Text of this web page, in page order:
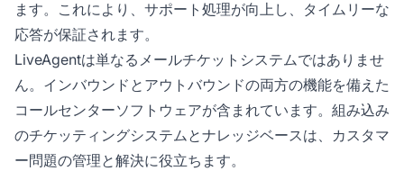
ます。これにより、サポート処理が向上し、タイムリーな
応答が保証されます。
LiveAgentは単なるメールチケットシステムではありませ
ん。インバウンドとアウトバウンドの両方の機能を備えた
コールセンターソフトウェアが含まれています。組み込み
のチケッティングシステムとナレッジベースは、カスタマ
ー問題の管理と解決に役立ちます。